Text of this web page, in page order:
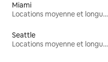
Miami
Locations moyenne et longue durée
Seattle
Locations moyenne et longue durée